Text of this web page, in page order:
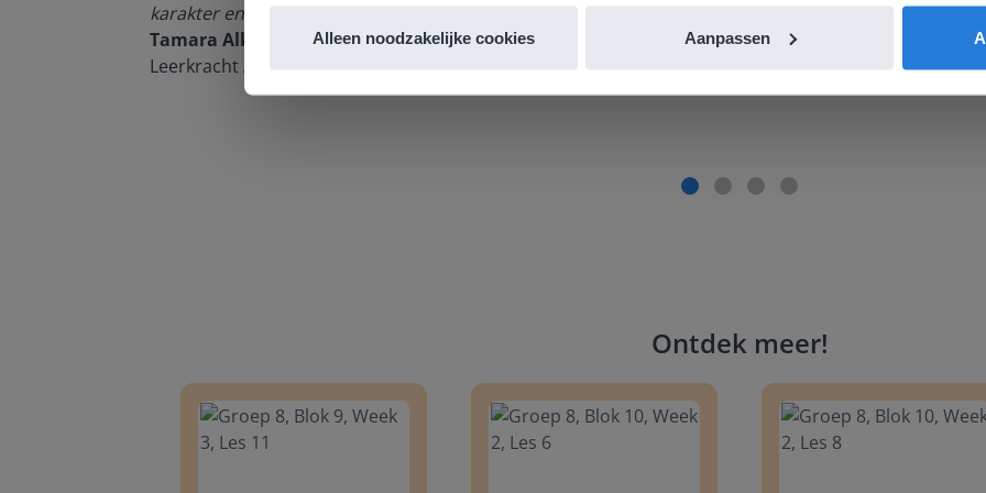
Alleen noodzakelijke cookies Aanpassen
karakter en de informatievoorziening via de website. Ik kan niets ter verbetering noemen.
Tamara Alkemade
Leerkracht / ICT-coördinator op de Prinses Margrietschool
Ontdek meer!